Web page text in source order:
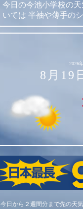
今日の今池小学校の天
いては 半袖や薄手の
2026年
8月19
今日から２週間分まで先の天